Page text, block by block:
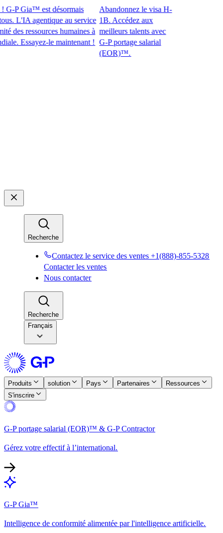
Gia™ est désormais
agentique au service
ressources humaines à
Essayez-le maintenant !​​
Abandonnez le visa H-
1B. Accédez aux
meilleurs talents avec
G-P portage salarial
(EOR)™.​​
Recherche​​
Contactez le service des ventes +1(888)-855-5328​​
Contacter les ventes​​
Nous contacter​​
Recherche​​
Français
Produits​​ solution​​ Pays​​ Partenaires​​
Ressources​​
S'inscrire​​
G-P portage salarial (EOR)™ & G-P Contractor​​
Gérez votre effectif à l’international.​​
G-P Gia™​​
Intelligence de conformité alimentée par l'intelligence artificielle.​​